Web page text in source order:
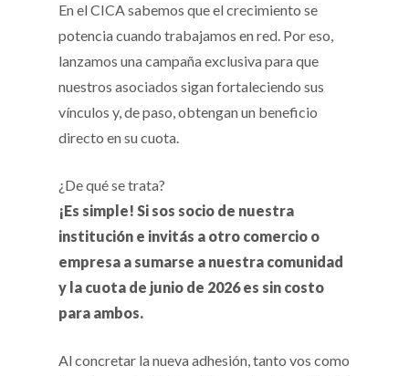
En el CICA sabemos que el crecimiento se
potencia cuando trabajamos en red. Por eso,
lanzamos una campaña exclusiva para que
nuestros asociados sigan fortaleciendo sus
vínculos y, de paso, obtengan un beneficio
directo en su cuota.
¿De qué se trata?
¡Es simple! Si sos socio de nuestra
institución e invitás a otro comercio o
empresa a sumarse a nuestra comunidad
y la cuota de junio de 2026 es sin costo
para ambos.
Al concretar la nueva adhesión, tanto vos como